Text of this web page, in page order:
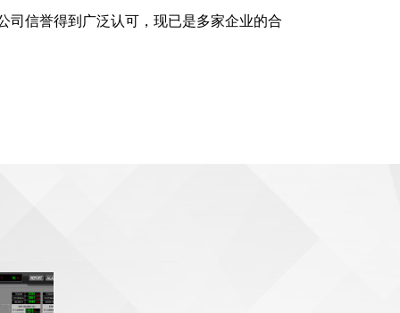
司信誉得到广泛认可，现已是多家企业的合